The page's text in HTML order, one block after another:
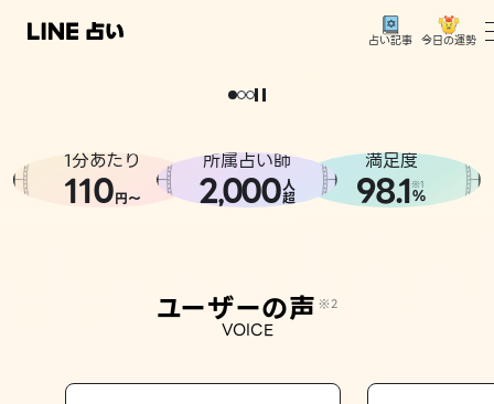
占い記事 今日の運勢
相談事例
どうせなら
。
1分あたり
110円〜
所属占い師
2,000人
超
満足度
98.1※1
%
ユーザーの声 ※2
VOICE